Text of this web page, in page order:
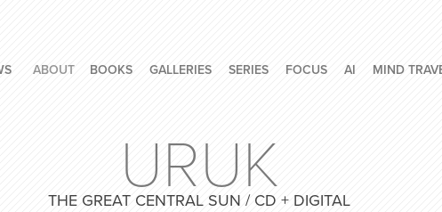
ABOUT BOOKS GALLERIES SERIES FOCUS AI MIND
URUK
THE GREAT CENTRAL SUN / CD + DIGITAL